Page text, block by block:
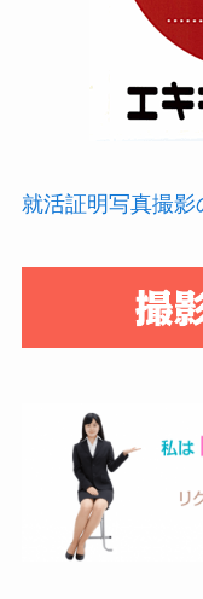
就活証明写真撮影